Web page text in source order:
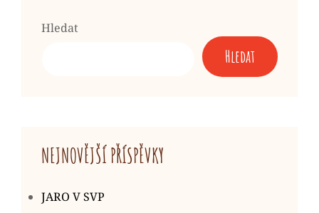
Hledat
Hledat
NEJNOVĚJŠÍ PŘÍSPĚVKY
JARO V SVP